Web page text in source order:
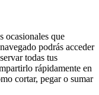
ocasionales que
podrás acceder
todas tus
rápidamente en
cortar, pegar o sumar